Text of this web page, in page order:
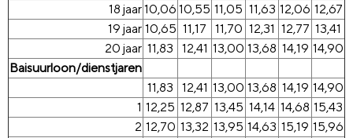
18 jaar10,06 10,55 11,05 11,63 12,06 12,67
19 jaar 10,65 11,17 11,70 12,31 12,77 13,41
20 jaar 11,83 12,41 13,00 13,68 14,19 14,90
Baisuurloon/dienstjaren
11,83
12,41 13,00 13,68 14,19 14,90
1 12,25 12,87 13,45 14,14 14,68 15,43
2 12,70 13,32 13,95 14,63 15,19 15,96